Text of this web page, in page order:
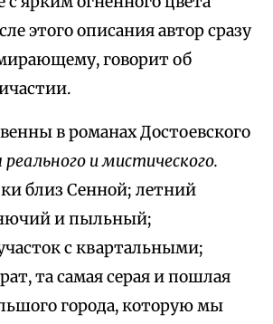
этого описания автор сразу
говорит об
в романах Достоевского
и мистического.
близ Сенной; летний
и пыльный;
с квартальными;
та самая серая и пошлая
города, которую мы